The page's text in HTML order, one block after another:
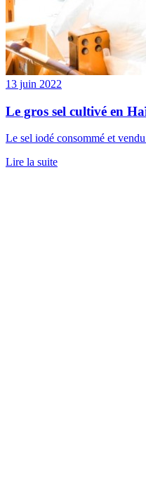
13 juin 2022
Le gros sel cultivé en
Le sel iodé consommé et
Lire la suite